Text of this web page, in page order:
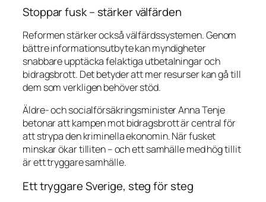
Stoppar fusk – stärker välfärden
Reformen stärker också välfärdssystemen. Genom
bättre informationsutbyte kan myndigheter
snabbare upptäcka felaktiga utbetalningar och
bidragsbrott. Det betyder att mer resurser kan gå till
dem som verkligen behöver stöd.
Äldre- och socialförsäkringsminister Anna Tenje
betonar att kampen mot bidragsbrott är central för
att strypa den kriminella ekonomin. När fusket
minskar ökar tilliten – och ett samhälle med hög tillit
är ett tryggare samhälle.
Ett tryggare Sverige, steg för steg